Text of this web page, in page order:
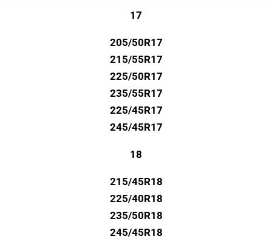
17
205/50R17
215/55R17
225/50R17
235/55R17
225/45R17
245/45R17
18
215/45R18
225/40R18
235/50R18
245/45R18